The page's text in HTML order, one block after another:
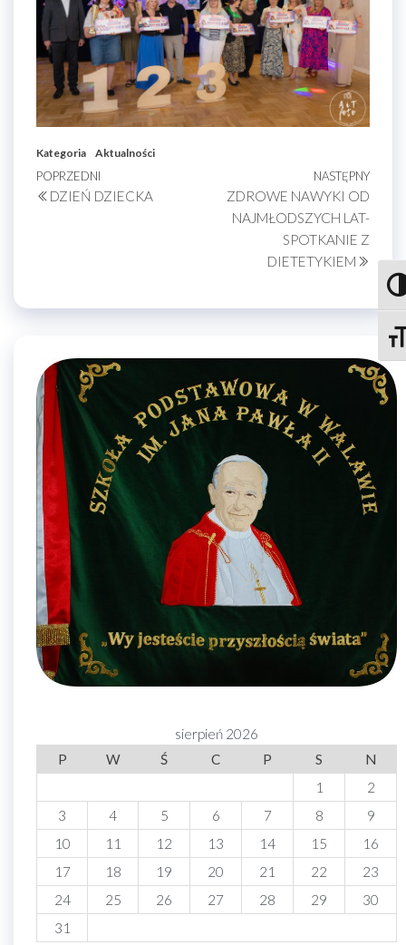
Kategoria Aktualności
Nawigacja
wpisu
Poprzedni
wpis
POPRZEDNI
DZIEŃ DZIECKA
NASTĘPNY
ZDROWE NAWYKI OD
NAJMŁODSZYCH LAT-
SPOTKANIE Z
DIETETYKIEM
sierpień 2026
P
W Ś C P S
N
1
2
3
4 5 6 7 8
9
10
11 12 13 14 15
16
17
18 19 20 21 22
23
24
25 26 27 28 29
30
31